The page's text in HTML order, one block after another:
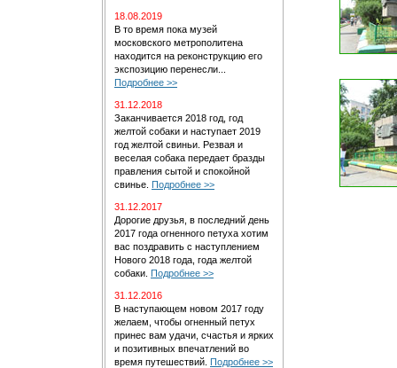
18.08.2019
В то время пока музей
московского метрополитена
находится на реконструкцию его
экспозицию перенесли...
Подробнее >>
31.12.2018
Заканчивается 2018 год, год
желтой собаки и наступает 2019
год желтой свиньи. Резвая и
веселая собака передает бразды
правления сытой и спокойной
свинье. Подробнее >>
31.12.2017
Дорогие друзья, в последний день
2017 года огненного петуха хотим
вас поздравить с наступлением
Нового 2018 года, года желтой
собаки. Подробнее >>
31.12.2016
В наступающем новом 2017 году
желаем, чтобы огненный петух
принес вам удачи, счастья и ярких
и позитивных впечатлений во
время путешествий. Подробнее >>